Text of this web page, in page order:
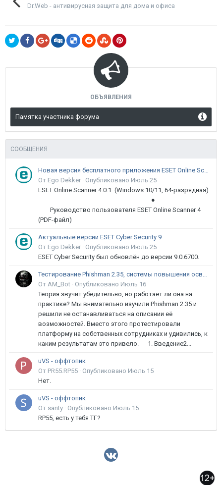
Dr.Web - антивирусная защита для дома и офиса
ОБЪЯВЛЕНИЯ
Памятка участника форума
СООБЩЕНИЯ
Новая версия бесплатного приложения ESET Online Scanner доступна пользователям
От Ego Dekker · Опубликовано Июль 25
ESET Online Scanner 4.0.1 (Windows 10/11, 64-разрядная)
●
Руководство пользователя ESET Online Scanner 4
(PDF-файл)
Актуальные версии ESET Cyber Security 9
От Ego Dekker · Опубликовано Июль 25
ESET Cyber Security был обновлён до версии 9.0.6700.
Тестирование Phishman 2.35, системы повышения осведомлённости пользователей в сфере ИБ
От AM_Bot · Опубликовано Июль 16
Теория звучит убедительно, но работает ли она на
практике? Мы внимательно изучили Phishman 2.35 и
решили не останавливаться на описании её
возможностей. Вместо этого протестировали
платформу на собственных сотрудниках и удивились, к
каким результатам это привело. 1. Введение2...
uVS - оффтопик
От PR55.RP55 · Опубликовано Июль 15
Нет.
uVS - оффтопик
От santy · Опубликовано Июль 15
RP55, есть у тебя ТГ?